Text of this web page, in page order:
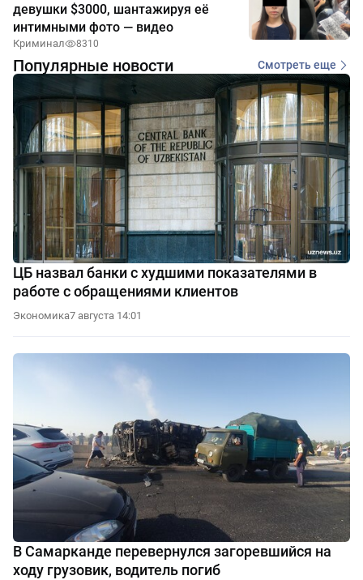
девушки $3000, шантажируя её
интимными фото — видео
Криминал 8310
Популярные новости Смотреть еще
ЦБ назвал банки с худшими показателями в
работе с обращениями клиентов
Экономика7 августа 14:01
В Самарканде перевернулся загоревшийся на
ходу грузовик, водитель погиб